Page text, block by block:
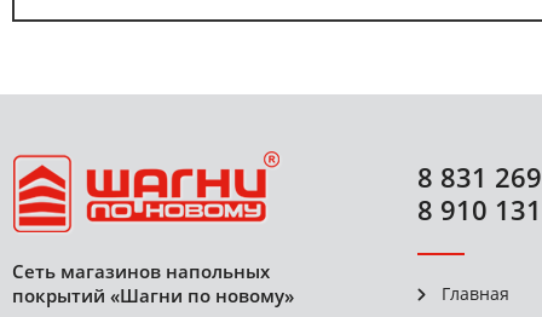
Сеть магазинов напольных
покрытий «Шагни по новому»
8 831
8 910
Главная